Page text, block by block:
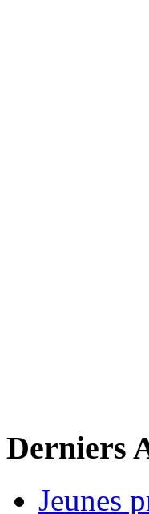
Derniers
Jeunes